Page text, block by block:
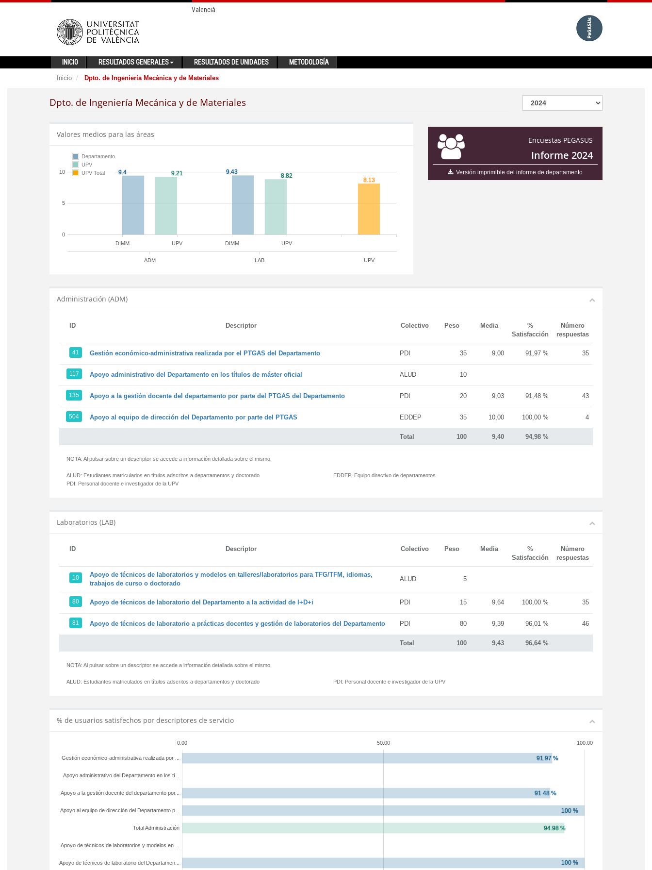
Valencià
INICIO RESULTADOS GENERALES RESULTADOS DE UNIDADES METODOLOGÍA
Inicio Dpto. de Ingeniería Mecánica y de Materiales
Dpto. de Ingeniería Mecánica y de Materiales
Encuestas PEGASUS
Informe 2024
Versión imprimible del informe de departamento
Valores medios para las áreas
DIMM DIMM
UPV UPV
ADM LAB UPV
0
5
10
Departamento
UPV
UPV Total
Administración (ADM)
ID Descriptor Colectivo Peso Media
%
Satisfacción
Número
respuestas
Total 100 9,40 94,98 %
41 Gestión económico-administrativa realizada por el PTGAS del Departamento PDI 35 9,00 91,97 % 35
117 Apoyo administrativo del Departamento en los títulos de máster oficial ALUD 10
135 Apoyo a la gestión docente del departamento por parte del PTGAS del Departamento PDI 20 9,03 91,48 % 43
504 Apoyo al equipo de dirección del Departamento por parte del PTGAS EDDEP 35 10,00 100,00 % 4
NOTA: Al pulsar sobre un descriptor se accede a información detallada sobre el mismo.
ALUD: Estudiantes matriculados en títulos adscritos a departamentos y doctorado
PDI: Personal docente e investigador de la UPV
EDDEP: Equipo directivo de departamentos
Laboratorios (LAB)
ID Descriptor Colectivo Peso Media
%
Satisfacción
Número
respuestas
Total 100 9,43 96,64 %
10
Apoyo de técnicos de laboratorios y modelos en talleres/laboratorios para TFG/TFM, idiomas,
trabajos de curso o doctorado
ALUD 5
80 Apoyo de técnicos de laboratorio del Departamento a la actividad de I+D+i PDI 15 9,64 100,00 % 35
81 Apoyo de técnicos de laboratorio a prácticas docentes y gestión de laboratorios del Departamento PDI 80 9,39 96,01 % 46
NOTA: Al pulsar sobre un descriptor se accede a información detallada sobre el mismo.
ALUD: Estudiantes matriculados en títulos adscritos a departamentos y doctorado PDI: Personal docente e investigador de la UPV
% de usuarios satisfechos por descriptores de servicio
0.00 50.00 100.00
Apoyo de técnicos de laboratorio del Departamen...
Apoyo de técnicos de laboratorios y modelos en ...
Total Administración
Apoyo al equipo de dirección del Departamento p...
Apoyo a la gestión docente del departamento por...
Apoyo administrativo del Departamento en los tí...
Gestión económico-administrativa realizada por ...